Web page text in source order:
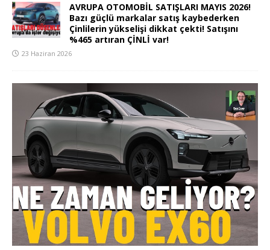
AVRUPA OTOMOBİL SATIŞLARI MAYIS 2026!
Bazı güçlü markalar satış kaybederken
Çinlilerin yükselişi dikkat çekti! Satışını
%465 artıran ÇİNLİ var!
23 Haziran 2026